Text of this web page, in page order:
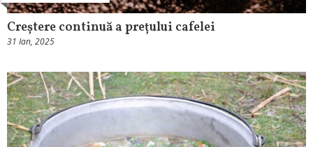
Creștere continuă a prețului cafelei
31 Ian, 2025